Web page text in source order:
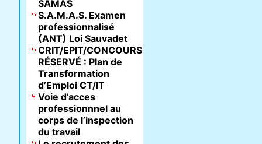
SAMAS
S.A.M.A.S. Examen
professionnalisé
(ANT) Loi Sauvadet
CRIT/EPIT/CONCOURS
RÉSERVÉ : Plan de
Transformation
d’Emploi CT/IT
Voie d’acces
professionnnel au
corps de l’inspection
du travail